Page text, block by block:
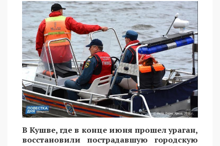
В Кушве, где в конце июня прошел ураган,
восстановили пострадавшую городскую